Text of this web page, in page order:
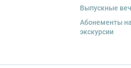
Выпускные
Абонементы на
экскурсии